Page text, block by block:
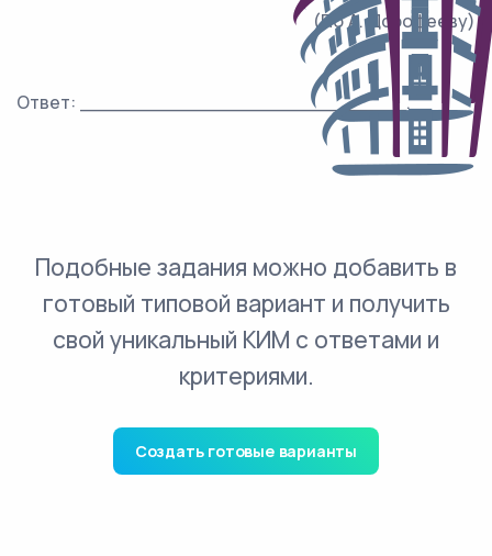
(По А. Дорофееву)
Ответ: ___________________________.
Подобные задания можно добавить в
готовый типовой вариант и получить
свой уникальный КИМ с ответами и
критериями.
Создать готовые варианты